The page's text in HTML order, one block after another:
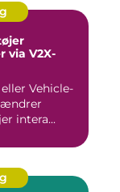
via V2X-
Vehicle-
intera...